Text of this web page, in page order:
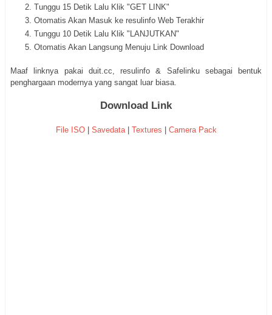
Tunggu 15 Detik Lalu Klik "GET LINK"
Otomatis Akan Masuk ke resulinfo Web Terakhir
Tunggu 10 Detik Lalu Klik "LANJUTKAN"
Otomatis Akan Langsung Menuju Link Download
Maaf linknya pakai duit.cc, resulinfo & Safelinku sebagai bentuk
penghargaan modernya yang sangat luar biasa.
Download Link
File ISO| Savedata| Textures Camera Pack